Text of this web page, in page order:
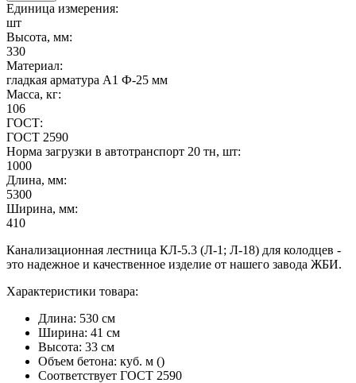
Единица измерения:
шт
Высота, мм:
330
Материал:
гладкая арматура А1 Ф-25 мм
Масса, кг:
106
ГОСТ:
ГОСТ 2590
Норма загрузки в автотранспорт 20 тн, шт:
1000
Длина, мм:
5300
Ширина, мм:
410
Канализационная лестница КЛ-5.3 (Л-1; Л-18) для колодцев -
это надежное и качественное изделие от нашего завода ЖБИ.
Характеристики товара:
Длина: 530 см
Ширина: 41 см
Высота: 33 см
Объем бетона: куб. м ()
Соответствует ГОСТ 2590